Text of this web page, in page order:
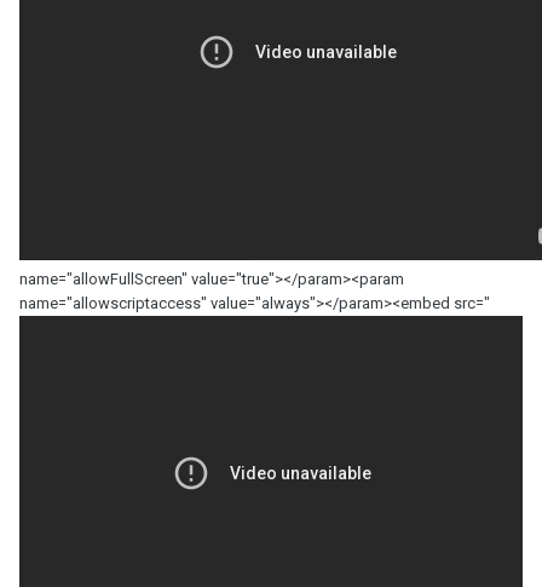
name="allowFullScreen" value="true"></param><param
name="allowscriptaccess" value="always"></param><embed src="